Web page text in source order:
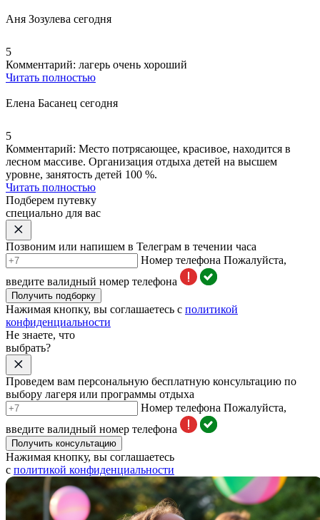
Аня Зозулева сегодня
5
Комментарий: лагерь очень хороший
Читать полностью
Елена Басанец сегодня
5
Комментарий: Место потрясающее, красивое, находится в
лесном массиве. Организация отдыха детей на высшем
уровне, занятость детей 100 %.
Читать полностью
Подберем путевку
специально для вас
Позвоним или напишем в Телеграм в течении часа
Номер телефона Пожалуйста,
введите валидный номер телефона
Получить подборку
Нажимая кнопку, вы соглашаетесь с политикой
конфиденциальности
Не знаете, что
выбрать?
Проведем вам персональную бесплатную консультацию по
выбору лагеря или программы отдыха
Номер телефона Пожалуйста,
введите валидный номер телефона
Получить консультацию
Нажимая кнопку, вы соглашаетесь
с политикой конфиденциальности